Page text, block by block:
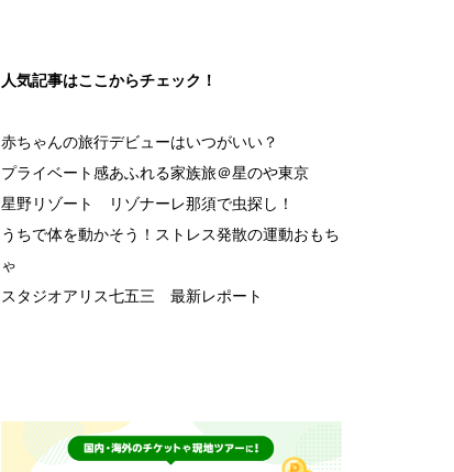
人気記事はここからチェック！
赤ちゃんの旅行デビューはいつがいい？
プライベート感あふれる家族旅＠星のや東京
星野リゾート リゾナーレ那須で虫探し！
うちで体を動かそう！ストレス発散の運動おもち
ゃ
スタジオアリス七五三 最新レポート